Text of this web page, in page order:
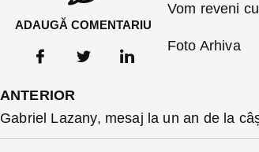
ADAUGĂ COMENTARIU
Vom reveni
Foto Arhiva
ANTERIOR